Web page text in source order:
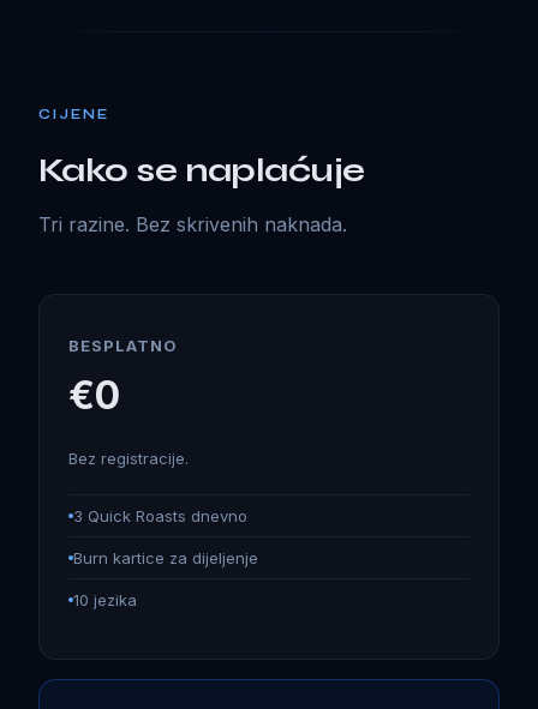
CIJENE
Kako se naplaćuje
Tri razine. Bez skrivenih naknada.
BESPLATNO
€0
Bez registracije.
3 Quick Roasts dnevno
Burn kartice za dijeljenje
10 jezika